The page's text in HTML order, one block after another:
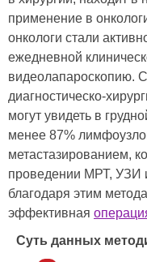
применение в
онкологи стали
ежедневной
видеолапароскопию.
диагностическо-
могут увидеть в
менее 87%
метастазированием,
проведении МРТ, УЗИ
благодаря этим
эффективная
Суть данных